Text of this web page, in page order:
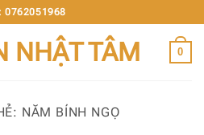
0762051968
NHẬT TÂM 0
NĂM BÍNH NGỌ